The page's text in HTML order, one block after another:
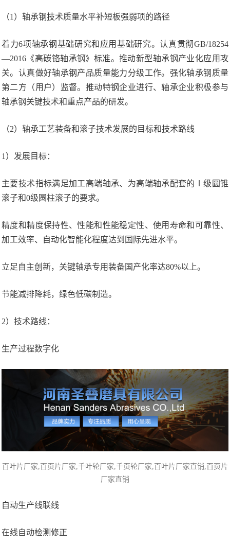
（1）轴承钢技术质量水平补短板强弱项的路径
着力6项轴承钢基础研究和应用基础研究。认真贯彻GB/18254
—2016《高碳铬轴承钢》标准。推动新型轴承钢产业化应用攻
关。认真做好轴承钢产品质量能力分级工作。强化轴承钢质量
第二方（用户）监督。推动特钢企业进行、轴承企业积极参与
轴承钢关键技术和重点产品的研发。
（2）轴承工艺装备和滚子技术发展的目标和技术路线
1）发展目标：
主要技术指标满足加工高端轴承、为高端轴承配套的Ⅰ级圆锥
滚子和0级圆柱滚子的要求。
精度和精度保持性、性能和性能稳定性、使用寿命和可靠性、
加工效率、自动化智能化程度达到国际先进水平。
立足自主创新，关键轴承专用装备国产化率达80%以上。
节能减排降耗，绿色低碳制造。
2）技术路线：
生产过程数字化
百叶片厂家,百页片厂家,千叶轮厂家,千页轮厂家,百叶片厂家直销,百页片
厂家直销
自动生产线联线
在线自动检测修正